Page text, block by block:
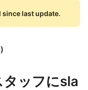
since last update.
)
ッフにsla